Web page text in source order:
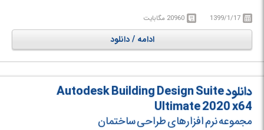
AutoCAD MEP, AutoCAD Raster Design, Navisworks Simulate, Revit,
Inventor, 3ds Max Design, Autodesk InfraWorks و ... می باشد.
1399/1/17 20960 مگابایت
ادامه / دانلود
دانلود Autodesk Building Design Suite
Ultimate 2020 x64
مجموعه نرم افزارهای طراحی ساختمان